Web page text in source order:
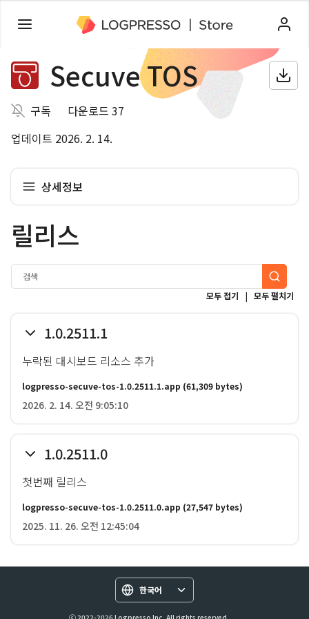
Secuve TOS
구독
다운로드 37
업데이트 2026. 2. 14.
상세정보
릴리스
모두 접기 | 모두 펼치기
1.0.2511.1
누락된 대시보드 리소스 추가
logpresso-secuve-tos-1.0.2511.1.app (61,309 bytes)
2026. 2. 14. 오전 9:05:10
1.0.2511.0
첫번째 릴리스
logpresso-secuve-tos-1.0.2511.0.app (27,547 bytes)
2025. 11. 26. 오전 12:45:04
한국어